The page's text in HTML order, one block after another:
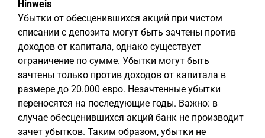
Hinweis
Убытки от обесценившихся акций при чистом
списании с депозита могут быть зачтены против
доходов от капитала, однако существует
ограничение по сумме. Убытки могут быть
зачтены только против доходов от капитала в
размере до 20.000 евро. Незачтенные убытки
переносятся на последующие годы. Важно: в
случае обесценившихся акций банк не производит
зачет убытков. Таким образом, убытки не